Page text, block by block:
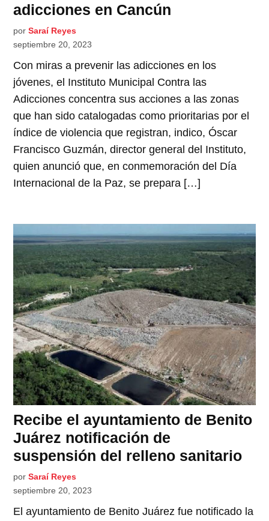
adicciones en Cancún
por Saraí Reyes
septiembre 20, 2023
Con miras a prevenir las adicciones en los
jóvenes, el Instituto Municipal Contra las
Adicciones concentra sus acciones a las zonas
que han sido catalogadas como prioritarias por el
índice de violencia que registran, indico, Óscar
Francisco Guzmán, director general del Instituto,
quien anunció que, en conmemoración del Día
Internacional de la Paz, se prepara […]
Recibe el ayuntamiento de Benito
Juárez notificación de
suspensión del relleno sanitario
por Saraí Reyes
septiembre 20, 2023
El ayuntamiento de Benito Juárez fue notificado la